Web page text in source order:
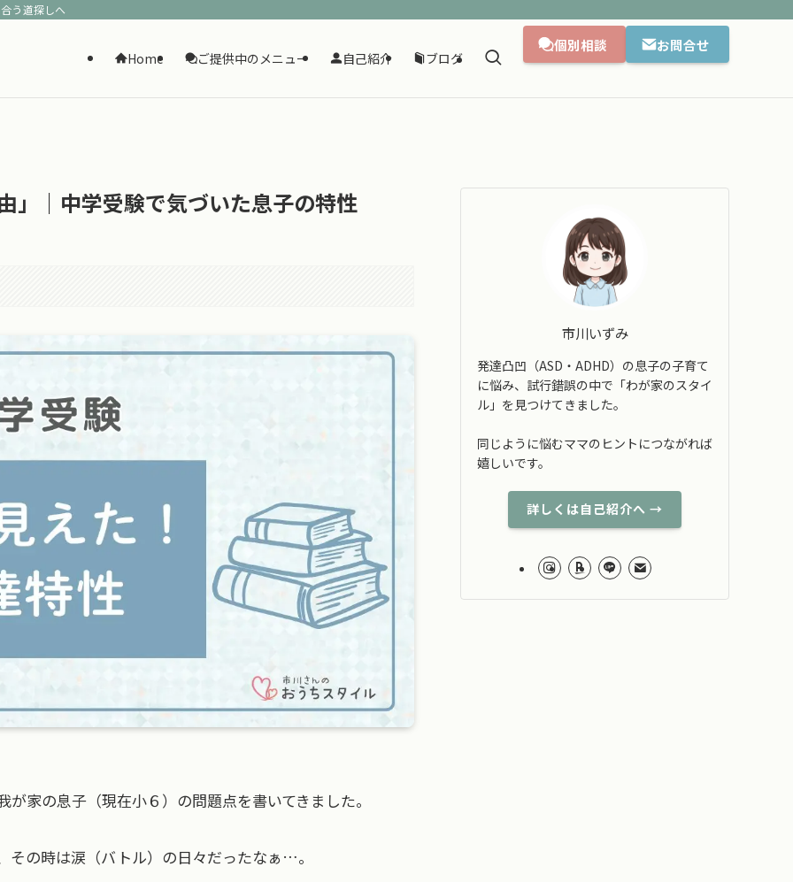
う道探しへ
Home ご提供中のメニュー 自己紹介 ブログ
個別相談 お問合せ
」｜中学受験で気づいた息子の特性
家の息子（現在小６）の問題点を書いてきました。
の時は涙（バトル）の日々だったなぁ…。
市川いずみ
発達凸凹（ASD・ADHD）の息子の子育て
に悩み、試行錯誤の中で「わが家のスタイ
ル」を見つけてきました。
同じように悩むママのヒントにつながれば
嬉しいです。
詳しくは自己紹介へ →